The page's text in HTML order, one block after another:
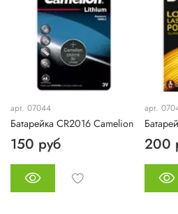
арт. 07044
Батарейка CR2016 Camelion
150 руб
арт.
200